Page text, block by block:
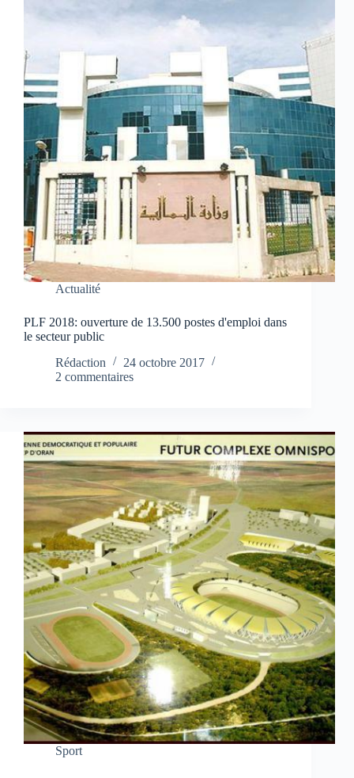
Actualité
PLF 2018: ouverture de 13.500 postes d'emploi dans
le secteur public
Rédaction
24 octobre 2017
2 commentaires
Sport